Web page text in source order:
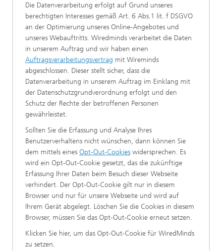
Die Datenverarbeitung erfolgt auf Grund unseres
berechtigten Interesses gemäß Art. 6 Abs.1 lit. f DSGVO
an der Optimierung unseres Online-Angebotes und
unseres Webauftritts. Wiredminds verarbeitet die Daten
in unserem Auftrag und wir haben einen
Auftragsverarbeitungsvertrag mit Wireminds
abgeschlossen. Dieser stellt sicher, dass die
Datenverarbeitung in unserem Auftrag im Einklang mit
der Datenschutzgrundverordnung erfolgt und den
Schutz der Rechte der betroffenen Personen
gewährleistet.
Sollten Sie die Erfassung und Analyse Ihres
Benutzerverhaltens nicht wünschen, dann können Sie
dem mittels eines Opt-Out-Cookies widersprechen. Es
wird ein Opt-Out-Cookie gesetzt, das die zukünftige
Erfassung Ihrer Daten beim Besuch dieser Webseite
verhindert. Der Opt-Out-Cookie gilt nur in diesem
Browser und nur für unsere Webseite und wird auf
Ihrem Gerät abgelegt. Löschen Sie die Cookies in diesem
Browser, müssen Sie das Opt-Out-Cookie erneut setzen.
Klicken Sie hier, um das Opt-Out-Cookie für WiredMinds
zu setzen.